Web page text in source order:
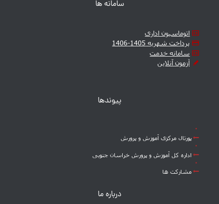
سامانه ها
اتوماسیون اداری
پرداخت شهریه 1405-1406
سامانه خدمت
آزمون آنلاین
پیوندها
پورتال مرکزی آموزش و پرورش
اداره کل آموزش و پرورش خراسان جنوبی
مشارکت ها
درباره ما